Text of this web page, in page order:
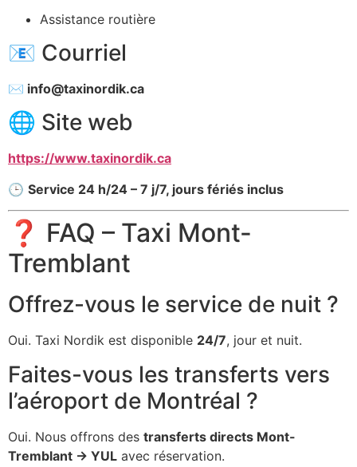
Assistance routière
📧 Courriel
✉️ info@taxinordik.ca
🌐 Site web
https://www.taxinordik.ca
🕒 Service 24 h/24 – 7 j/7, jours fériés inclus
❓ FAQ – Taxi Mont-
Tremblant
Offrez-vous le service de nuit ?
Oui. Taxi Nordik est disponible 24/7, jour et nuit.
Faites-vous les transferts vers
l’aéroport de Montréal ?
Oui. Nous offrons des transferts directs Mont-
Tremblant → YUL avec réservation.